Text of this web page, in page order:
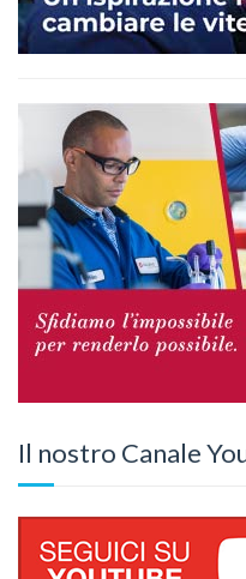
Il nostro Canale